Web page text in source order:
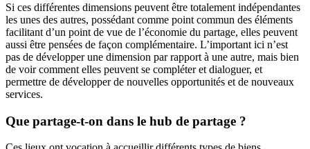
Si ces différentes dimensions peuvent être totalement indépendantes
les unes des autres, possédant comme point commun des éléments
facilitant d’un point de vue de l’économie du partage, elles peuvent
aussi être pensées de façon complémentaire. L’important ici n’est
pas de développer une dimension par rapport à une autre, mais bien
de voir comment elles peuvent se compléter et dialoguer, et
permettre de développer de nouvelles opportunités et de nouveaux
services.
Que partage-t-on dans le hub de partage ?